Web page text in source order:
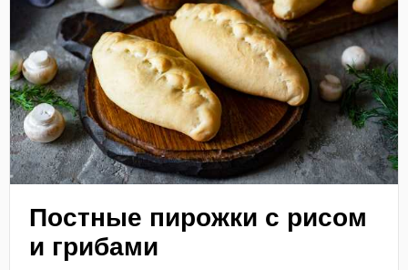
Постные пирожки с рисом
и грибами